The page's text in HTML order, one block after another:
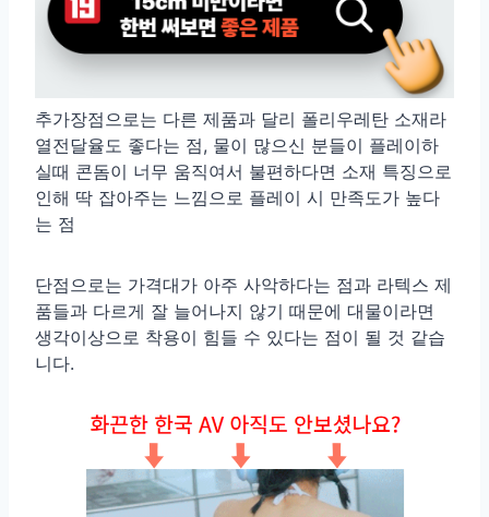
추가장점으로는 다른 제품과 달리 폴리우레탄 소재라
열전달율도 좋다는 점, 물이 많으신 분들이 플레이하
실때 콘돔이 너무 움직여서 불편하다면 소재 특징으로
인해 딱 잡아주는 느낌으로 플레이 시 만족도가 높다
는 점
단점으로는 가격대가 아주 사악하다는 점과 라텍스 제
품들과 다르게 잘 늘어나지 않기 때문에 대물이라면
생각이상으로 착용이 힘들 수 있다는 점이 될 것 같습
니다.